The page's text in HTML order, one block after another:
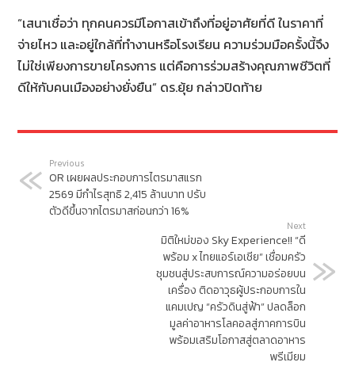
“เสนาเชื่อว่า ทุกคนควรมีโอกาสเข้าถึงที่อยู่อาศัยที่ดี ในราคาที่
จ่ายไหว และอยู่ใกล้ที่ทำงานหรือโรงเรียน ความร่วมมือครั้งนี้จึง
ไม่ใช่เพียงการขายโครงการ แต่คือการร่วมสร้างคุณภาพชีวิตที่
ดีให้กับคนเมืองอย่างยั่งยืน” ดร.ยุ้ย กล่าวปิดท้าย
Previous
OR เผยผลประกอบการไตรมาสแรก
2569 มีกำไรสุทธิ 2,415 ล้านบาท ปรับ
ตัวดีขึ้นจากไตรมาสก่อนกว่า 16%
Next
มิติใหม่ของ Sky Experience!! “ดี
พร้อม x ไทยแอร์เอเชีย” เชื่อมครัว
ชุมชนสู่ประสบการณ์ความอร่อยบน
เครื่อง ติดอาวุธผู้ประกอบการใน
แคมเปญ “ครัวดินสู่ฟ้า” ปลดล็อก
มูลค่าอาหารโลคอลสู่ภาคการบิน
พร้อมเสริมโอกาสสู่ตลาดอาหาร
พรีเมียม